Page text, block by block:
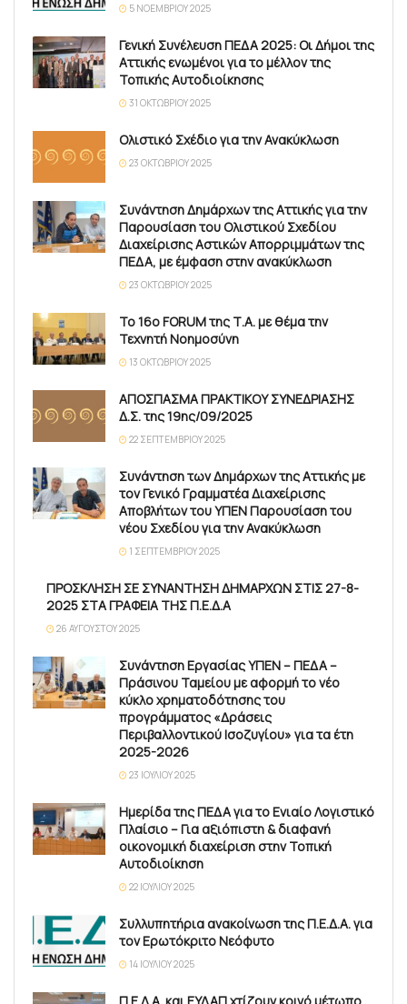
5 ΝΟΕΜΒΡΊΟΥ 2025
Γενική Συνέλευση ΠΕΔΑ 2025: Οι Δήμοι της
Αττικής ενωμένοι για το μέλλον της
Τοπικής Αυτοδιοίκησης
31 ΟΚΤΩΒΡΊΟΥ 2025
Ολιστικό Σχέδιο για την Ανακύκλωση
23 ΟΚΤΩΒΡΊΟΥ 2025
Συνάντηση Δημάρχων της Αττικής για την
Παρουσίαση του Ολιστικού Σχεδίου
Διαχείρισης Αστικών Απορριμμάτων της
ΠΕΔΑ, με έμφαση στην ανακύκλωση
23 ΟΚΤΩΒΡΊΟΥ 2025
Το 16ο FORUM της Τ.Α. με θέμα την
Τεχνητή Νοημοσύνη
13 ΟΚΤΩΒΡΊΟΥ 2025
ΑΠΟΣΠΑΣΜΑ ΠΡΑΚΤΙΚΟΥ ΣΥΝΕΔΡΙΑΣΗΣ
Δ.Σ. της 19ης/09/2025
22 ΣΕΠΤΕΜΒΡΊΟΥ 2025
Συνάντηση των Δημάρχων της Αττικής με
τον Γενικό Γραμματέα Διαχείρισης
Αποβλήτων του ΥΠΕΝ Παρουσίαση του
νέου Σχεδίου για την Ανακύκλωση
1 ΣΕΠΤΕΜΒΡΊΟΥ 2025
ΠΡΟΣΚΛΗΣΗ ΣΕ ΣΥΝΑΝΤΗΣΗ ΔΗΜΑΡΧΩΝ ΣΤΙΣ 27-8-
2025 ΣΤΑ ΓΡΑΦΕΙΑ ΤΗΣ Π.Ε.Δ.Α
26 ΑΥΓΟΎΣΤΟΥ 2025
Συνάντηση Εργασίας ΥΠΕΝ – ΠΕΔΑ –
Πράσινου Ταμείου με αφορμή το νέο
κύκλο χρηματοδότησης του
προγράμματος «Δράσεις
Περιβαλλοντικού Ισοζυγίου» για τα έτη
2025-2026
23 ΙΟΥΛΊΟΥ 2025
Ημερίδα της ΠΕΔΑ για το Ενιαίο Λογιστικό
Πλαίσιο – Για αξιόπιστη & διαφανή
οικονομική διαχείριση στην Τοπική
Αυτοδιοίκηση
22 ΙΟΥΛΊΟΥ 2025
Συλλυπητήρια ανακοίνωση της Π.Ε.Δ.Α. για
τον Ερωτόκριτο Νεόφυτο
14 ΙΟΥΛΊΟΥ 2025